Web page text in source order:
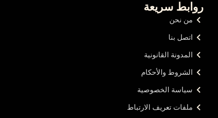
روابط سريعة
من نحن
اتصل بنا
المدونة القانونية
الشروط والأحكام
سياسة الخصوصية
ملفات تعريف الارتباط